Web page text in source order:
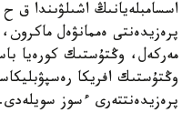
اسسامبلەيانىڭ اشىلۋىندا ق
پرەزيدەنتى ەممانۋەل ماكرون،
مەركەل، وڭتۇستىك كورەيا
وڭتۇستىك افريكا
پرەزيدەنتتەرى ءسوز سويلەدى.